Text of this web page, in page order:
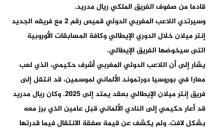
قادما من صفوف الفريق الملكي ريال مدريد.
وسيرتدي اللاعب المغربي الدولي قميص رقم 2 مع فريقه الجديد
إنتر ميلان خلال الدوري الإيطالي وكافة المسابقات الأوروبية
التى سيخوضها الفريق الإيطالي.
يشار إلى أن اللاعب الدولي المغربي أشرف حكيمي، الذي لعب
معارا في بوروسيا دورتموند الألماني لموسمين، قد انتقل إلى
فريق إنتر ميلان الإيطالي بعقد يمتد إلى 2025. وكان ريال مدريد
قد أعار حكيمي إلى النادي الألماني قبل عامين الذي برز معه
بشكل لافت. ولم يكشف عن قيمة صفقة الانتقال فيما قدرتها